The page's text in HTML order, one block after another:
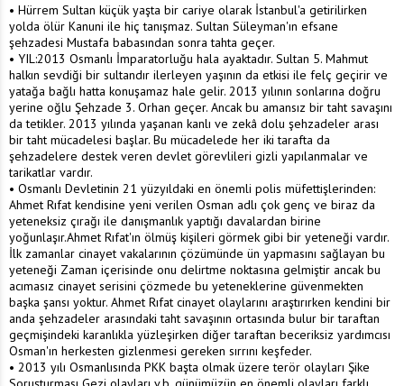
• Hürrem Sultan küçük yaşta bir cariye olarak İstanbul'a getirilirken
yolda ölür Kanuni ile hiç tanışmaz. Sultan Süleyman'ın efsane
şehzadesi Mustafa babasından sonra tahta geçer.
• YIL:2013 Osmanlı İmparatorluğu hala ayaktadır. Sultan 5. Mahmut
halkın sevdiği bir sultandır ilerleyen yaşının da etkisi ile felç geçirir ve
yatağa bağlı hatta konuşamaz hale gelir. 2013 yılının sonlarına doğru
yerine oğlu Şehzade 3. Orhan geçer. Ancak bu amansız bir taht savaşını
da tetikler. 2013 yılında yaşanan kanlı ve zekâ dolu şehzadeler arası
bir taht mücadelesi başlar. Bu mücadelede her iki tarafta da
şehzadelere destek veren devlet görevlileri gizli yapılanmalar ve
tarikatlar vardır.
• Osmanlı Devletinin 21 yüzyıldaki en önemli polis müfettişlerinden:
Ahmet Rıfat kendisine yeni verilen Osman adlı çok genç ve biraz da
yeteneksiz çırağı ile danışmanlık yaptığı davalardan birine
yoğunlaşır.Ahmet Rıfat'ın ölmüş kişileri görmek gibi bir yeteneği vardır.
İlk zamanlar cinayet vakalarının çözümünde ün yapmasını sağlayan bu
yeteneği Zaman içerisinde onu delirtme noktasına gelmiştir ancak bu
acımasız cinayet serisini çözmede bu yeteneklerine güvenmekten
başka şansı yoktur. Ahmet Rıfat cinayet olaylarını araştırırken kendini bir
anda şehzadeler arasındaki taht savaşının ortasında bulur bir taraftan
geçmişindeki karanlıkla yüzleşirken diğer taraftan beceriksiz yardımcısı
Osman'ın herkesten gizlenmesi gereken sırrını keşfeder.
• 2013 yılı Osmanlısında PKK başta olmak üzere terör olayları Şike